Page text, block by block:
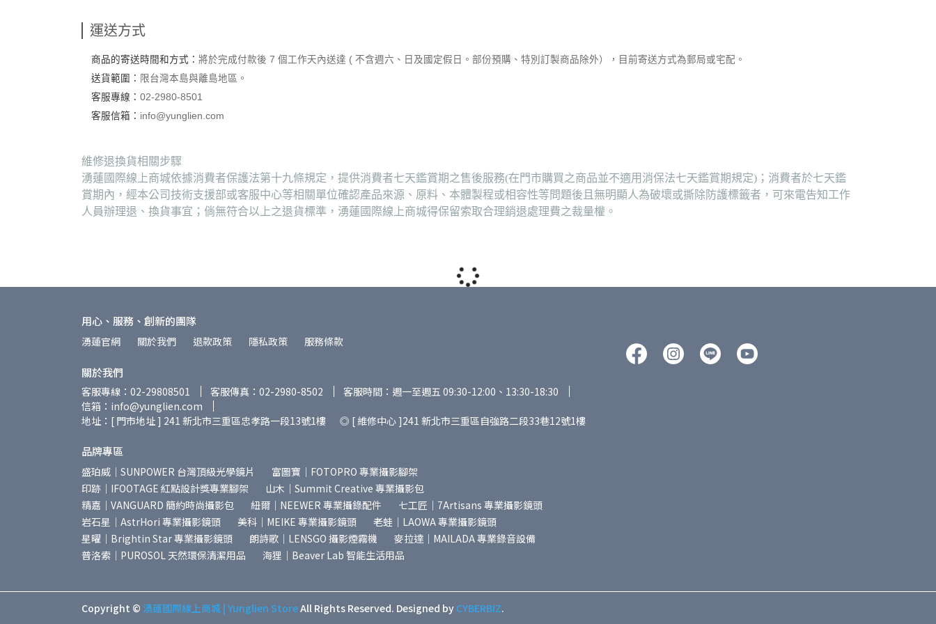
運送方式
商品的寄送時間和方式： 將於完成付款後 7 個工作天內送達 ( 不含週六、日及國定假日。部份預購、特別訂製商品除外），目前寄送方式為郵局或宅配。
送貨範圍： 限台灣本島與離島地區。
客服專線： 02-2980-8501
客服信箱： info@yunglien.com
維修退換貨相關步驟
湧蓮國際線上商城依據消費者保護法第十九條規定，提供消費者七天鑑賞期之售後服務(在門市購買之商品並不適用消保法七天鑑賞期規定)；消費者於七天鑑
賞期內，經本公司技術支援部或客服中心等相關單位確認產品來源、原料、本體製程或相容性等問題後且無明顯人為破壞或撕除防護標籤者，可來電告知工作
人員辦理退、換貨事宜；倘無符合以上之退貨標準，湧蓮國際線上商城得保留索取合理銷退處理費之裁量權。
用心、服務、創新的團隊
湧蓮官網 關於我們 退款政策 隱私政策 服務條款
關於我們
客服專線：02-29808501 客服傳真：02-2980-8502
客服時間：週一至週五 09:30-12:00、13:30-18:30
信箱：info@yunglien.com
地址：[ 門市地址 ] 241 新北市三重區忠孝路一段13號1樓 ◎ [ 維修中心 ]241 新北市三重區自強路二段33巷12號1樓
品牌專區
盛珀威｜SUNPOWER 台灣頂級光學鏡片
富圖寶｜FOTOPRO 專業攝影腳架
印跡｜IFOOTAGE 紅點設計獎專業腳架
山木｜Summit Creative 專業攝影包
精嘉｜VANGUARD 簡約時尚攝影包
紐爾｜NEEWER 專業攝錄配件
七工匠｜7Artisans 專業攝影鏡頭
岩石星｜AstrHori 專業攝影鏡頭
美科｜MEIKE 專業攝影鏡頭
老蛙｜LAOWA 專業攝影鏡頭
星曜｜Brightin Star 專業攝影鏡頭
朗詩歌｜LENSGO 攝影煙霧機
麥拉達｜MAILADA 專業錄音設備
普洛索｜PUROSOL 天然環保清潔用品
海狸｜Beaver Lab 智能生活用品
Copyright © 湧蓮國際線上商城 | Yunglien StoreAll Rights Reserved. Designed by CYBERBIZ.